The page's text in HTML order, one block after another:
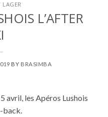
LAGER
L’AFTER
BY BRASIMBA
avril, les Apéros Lushois
back.